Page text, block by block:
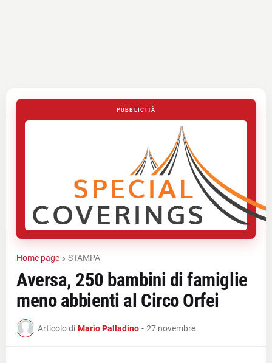
PUBBLICITÀ
Home page STAMPA
Aversa, 250 bambini di famiglie
meno abbienti al Circo Orfei
Articolo di Mario Palladino - 27 novembre